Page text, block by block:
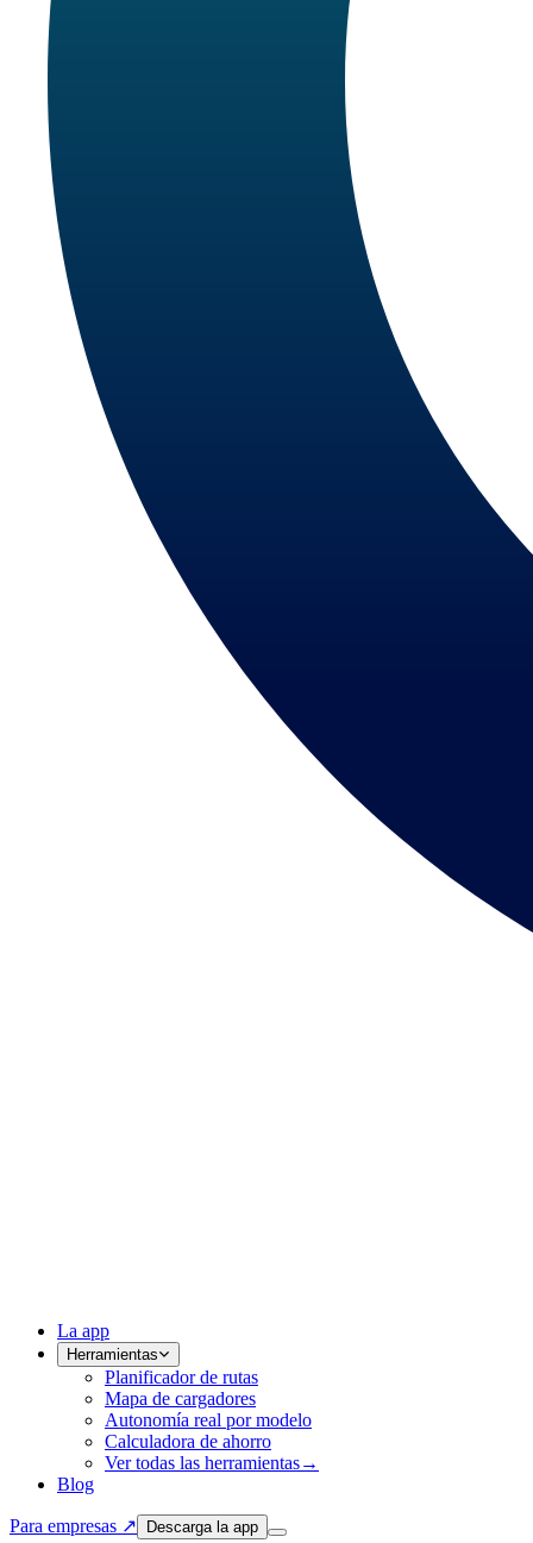
La app
Herramientas
Planificador de rutas
Mapa de cargadores
Autonomía real por modelo
Calculadora de ahorro
Ver todas las herramientas→
Blog
Para empresas ↗ Descarga la app